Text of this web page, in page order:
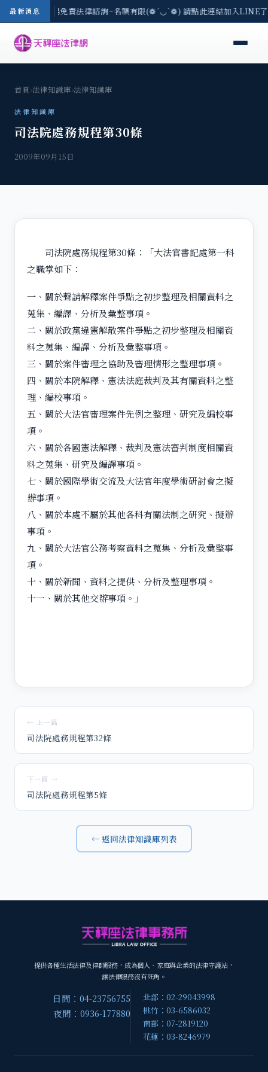
最新消息
區-8/3(一) 現場免費法律諮詢~名額有限(❁´◡`❁) 請點此連結加入
首頁›法律知識庫›法律知識庫
法律知識庫
司法院處務規程第30條
2009年09月15日
司法院處務規程第30條：「大法官書記處第一科
之職掌如下：
一、關於聲請解釋案件爭點之初步整理及相關資料之
蒐集、編譯、分析及彙整事項。
二、關於政黨違憲解散案件爭點之初步整理及相關資
料之蒐集、編譯、分析及彙整事項。
三、關於案件審理之協助及審理情形之整理事項。
四、關於本院解釋、憲法法庭裁判及其有關資料之整
理、編校事項。
五、關於大法官審理案件先例之整理、研究及編校事
項。
六、關於各國憲法解釋、裁判及憲法審判制度相關資
料之蒐集、研究及編譯事項。
七、關於國際學術交流及大法官年度學術研討會之擬
辦事項。
八、關於本處不屬於其他各科有關法制之研究、擬辦
事項。
九、關於大法官公務考察資料之蒐集、分析及彙整事
項。
十、關於新聞、資料之提供、分析及整理事項。
十一、關於其他交辦事項。」
← 上一篇
司法院處務規程第32條
下一篇 →
司法院處務規程第5條
← 返回法律知識庫列表
提供各種生活法律及律師服務，成為個人、家庭與企業的法律守護站，
讓法律服務沒有死角。
日間：04-23756755
夜間：0936-177880
北部：02-29043998
桃竹：03-6586032
南部：07-2819120
花蓮：03-8246979